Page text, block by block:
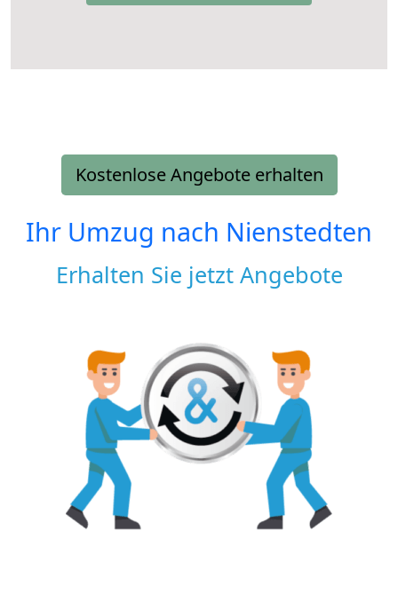
Kostenlose Angebote erhalten
Ihr Umzug nach Nienstedten
Erhalten Sie jetzt Angebote